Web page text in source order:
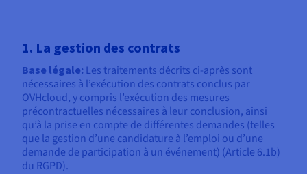
1. La gestion des contrats
Base légale: Les traitements décrits ci-après sont
nécessaires à l’exécution des contrats conclus par
OVHcloud, y compris l’exécution des mesures
précontractuelles nécessaires à leur conclusion, ainsi
qu’à la prise en compte de différentes demandes (telles
que la gestion d’une candidature à l’emploi ou d’une
demande de participation à un événement) (Article 6.1b)
du RGPD).